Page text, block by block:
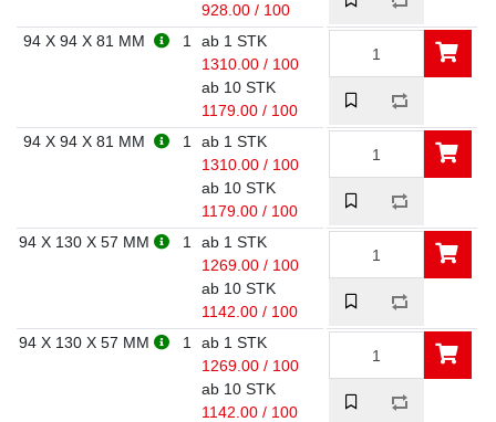
928.00 / 100
94 X 94 X 81 MM
1
ab 1 STK
1310.00 / 100
ab 10 STK
1179.00 / 100
94 X 94 X 81 MM
1
ab 1 STK
1310.00 / 100
ab 10 STK
1179.00 / 100
94 X 130 X 57 MM
1
ab 1 STK
1269.00 / 100
ab 10 STK
1142.00 / 100
94 X 130 X 57 MM
1
ab 1 STK
1269.00 / 100
ab 10 STK
1142.00 / 100